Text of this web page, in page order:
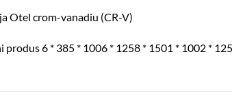
Otel crom-vanadiu (CR-V)
produs 6 * 385 * 1006 * 1258 * 1501 * 1002 *